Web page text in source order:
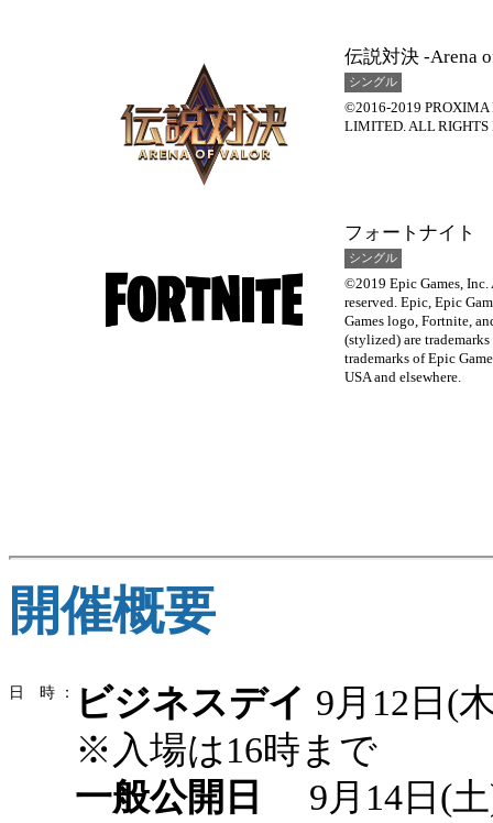
伝説対決 -Arena
シングル
©2016-2019 PROXIMA
LIMITED. ALL RIGHTS
フォートナイト
シングル
©2019 Epic Games,
reserved. Epic, Epic
Games logo, Fortnite,
(stylized) are
trademarks of Epic
USA and elsewhere.
開催概要
日 時 ： ビジネスデイ 9月12日(
※入場は16時まで
一般公開日 9月14日(